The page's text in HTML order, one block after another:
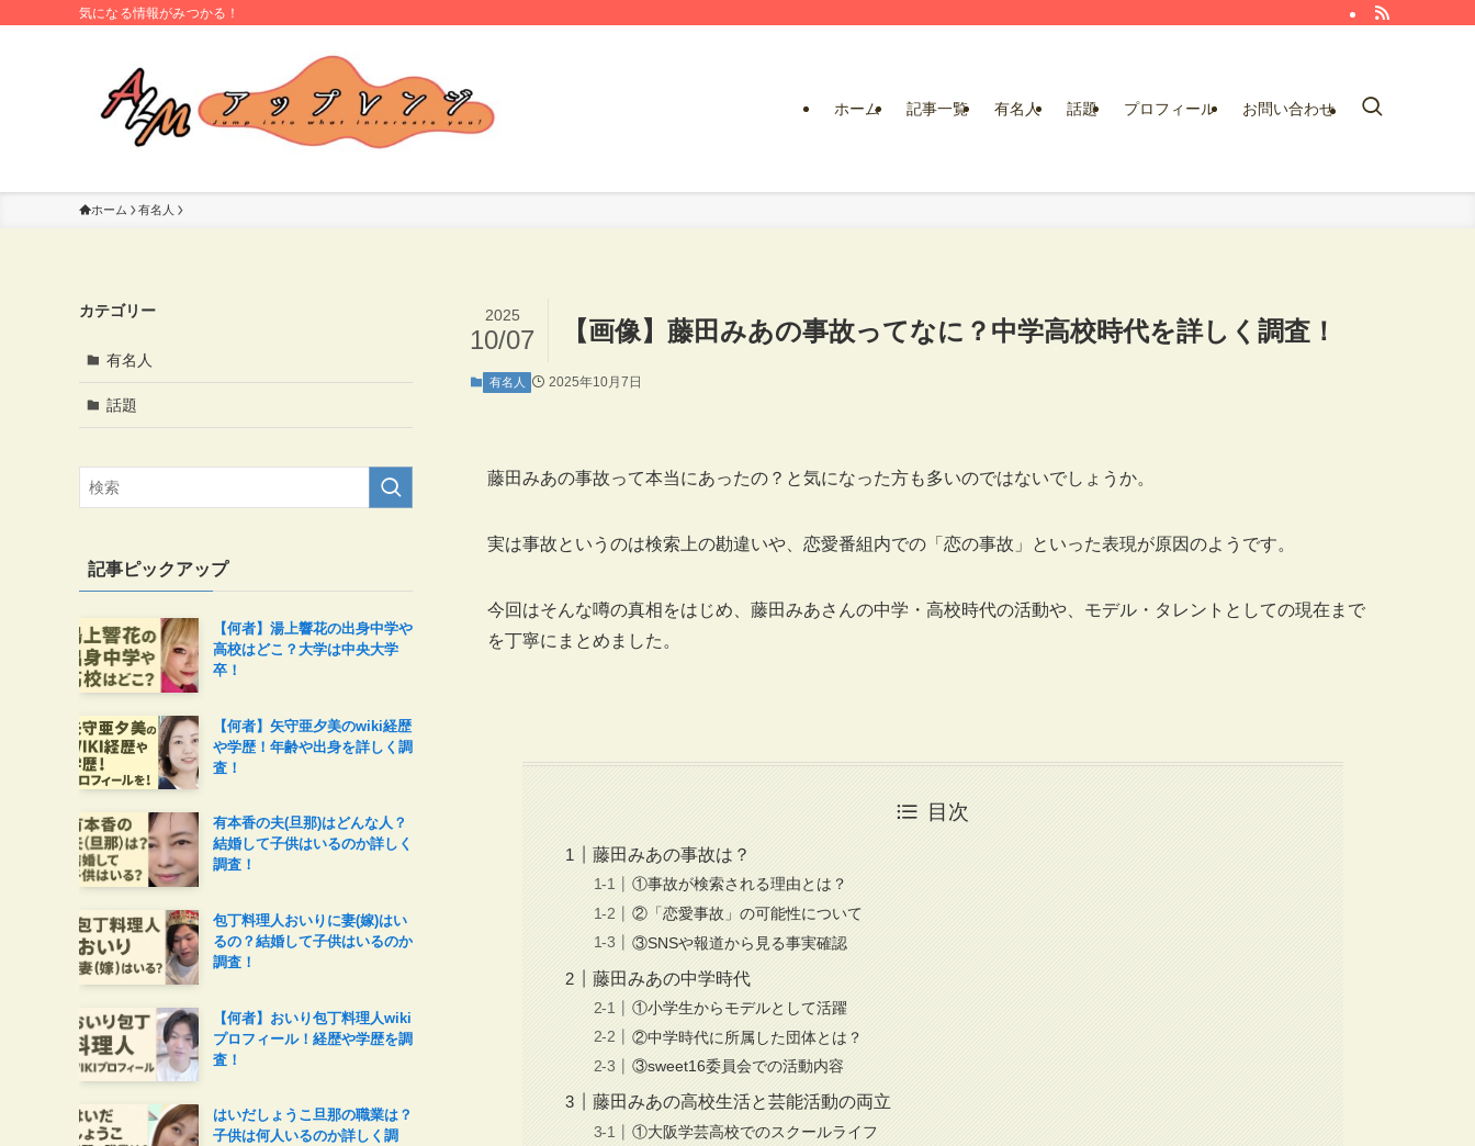
気になる情報がみつかる！
ホーム 記事一覧 有名人 話題 プロフィール お問い合わせ
ホーム 有名人
【画像】藤田みあの事故ってなに？中学高校時代を詳しく調査！
2025
10/07
有名人 2025年10月7日
藤田みあの事故って本当にあったの？と気になった方も多いのではないでしょうか。
実は事故というのは検索上の勘違いや、恋愛番組内での「恋の事故」といった表現が原因のようです。
今回はそんな噂の真相をはじめ、藤田みあさんの中学・高校時代の活動や、モデル・タレントとしての現在まで
を丁寧にまとめました。
目次
藤田みあの事故は？
①事故が検索される理由とは？
②「恋愛事故」の可能性について
③SNSや報道から見る事実確認
藤田みあの中学時代
①小学生からモデルとして活躍
②中学時代に所属した団体とは？
③sweet16委員会での活動内容
藤田みあの高校生活と芸能活動の両立
①大阪学芸高校でのスクールライフ
カテゴリー
有名人
話題
記事ピックアップ
【何者】湯上響花の出身中学や
高校はどこ？大学は中央大学
卒！
【何者】矢守亜夕美のwiki経歴
や学歴！年齢や出身を詳しく調
査！
有本香の夫(旦那)はどんな人？
結婚して子供はいるのか詳しく
調査！
包丁料理人おいりに妻(嫁)はい
るの？結婚して子供はいるのか
調査！
【何者】おいり包丁料理人wiki
プロフィール！経歴や学歴を調
査！
はいだしょうこ旦那の職業は？
子供は何人いるのか詳しく調